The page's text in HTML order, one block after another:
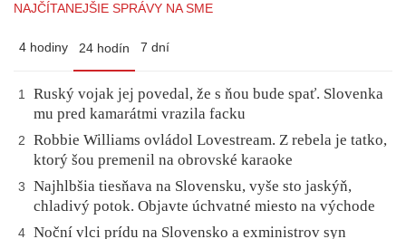
NAJČÍTANEJŠIE SPRÁVY NA SME
4 hodiny 24 hodín 7 dní
1
Ruský vojak jej povedal, že s ňou bude spať. Slovenka
mu pred kamarátmi vrazila facku
2
Robbie Williams ovládol Lovestream. Z rebela je tatko,
ktorý šou premenil na obrovské karaoke
3
Najhlbšia tiesňava na Slovensku, vyše sto jaskýň,
chladivý potok. Objavte úchvatné miesto na východe
4 Noční vlci prídu na Slovensko a exministrov syn